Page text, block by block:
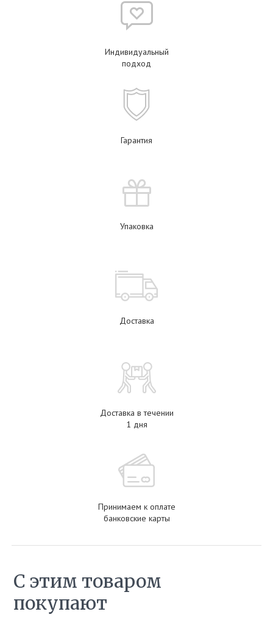
Индивидуальный
подход
Гарантия
Упаковка
Доставка
Доставка в течении
1 дня
Принимаем к оплате
банковские карты
С этим товаром
покупают